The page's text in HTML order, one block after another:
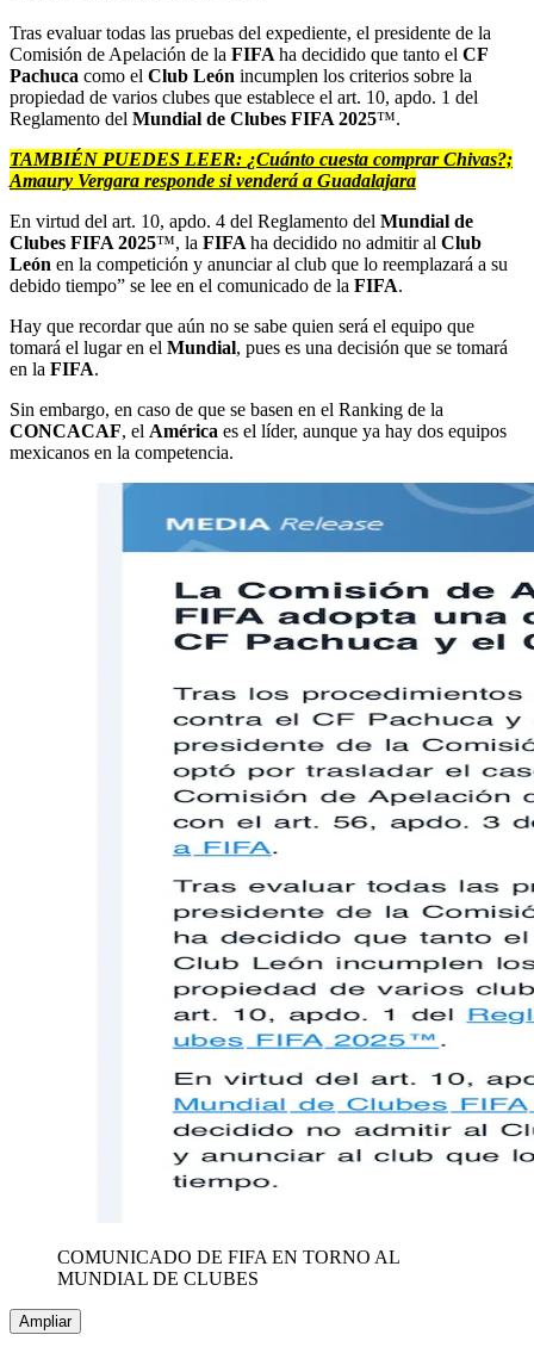
Tras evaluar todas las pruebas del expediente, el presidente de la
Comisión de Apelación de la FIFA ha decidido que tanto el CF
Pachuca como el Club León incumplen los criterios sobre la
propiedad de varios clubes que establece el art. 10, apdo. 1 del
Reglamento del Mundial de Clubes FIFA 2025™.
TAMBIÉN PUEDES LEER: ¿Cuánto cuesta comprar Chivas?;
Amaury Vergara responde si venderá a Guadalajara
En virtud del art. 10, apdo. 4 del Reglamento del Mundial de
Clubes FIFA 2025™, la FIFA ha decidido no admitir al Club
León en la competición y anunciar al club que lo reemplazará a su
debido tiempo” se lee en el comunicado de la FIFA.
Hay que recordar que aún no se sabe quien será el equipo que
tomará el lugar en el Mundial, pues es una decisión que se tomará
en la FIFA.
Sin embargo, en caso de que se basen en el Ranking de la
CONCACAF, el América es el líder, aunque ya hay dos equipos
mexicanos en la competencia.
COMUNICADO DE FIFA EN TORNO AL
MUNDIAL DE CLUBES
Ampliar